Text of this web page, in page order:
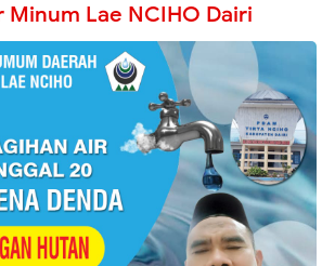
Minum Lae NCIHO Dairi